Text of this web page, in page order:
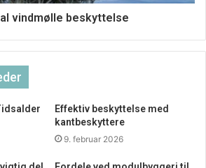
vindmølle beskyttelse
Effektiv beskyttelse med
kantbeskyttere
9. februar 2026